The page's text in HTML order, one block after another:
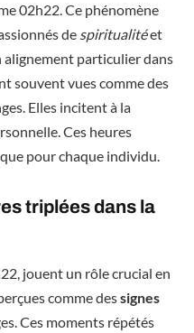
02h22. Ce phénomène
de spiritualitéet
alignement particulier dans
souvent vues comme des
Elles incitent à la
Ces heures
pour chaque individu.
triplées dans la
jouent un rôle crucial en
comme dessignes
Ces moments répétés